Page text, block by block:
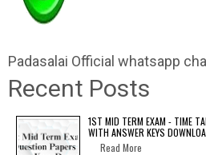
Padasalai Official whatsapp
Recent Posts
1ST MID TERM EXAM - TIME
WITH ANSWER KEYS
Read More